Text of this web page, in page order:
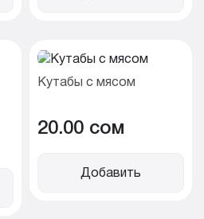
Кутабы с мясом
20.00 cом
Добавить